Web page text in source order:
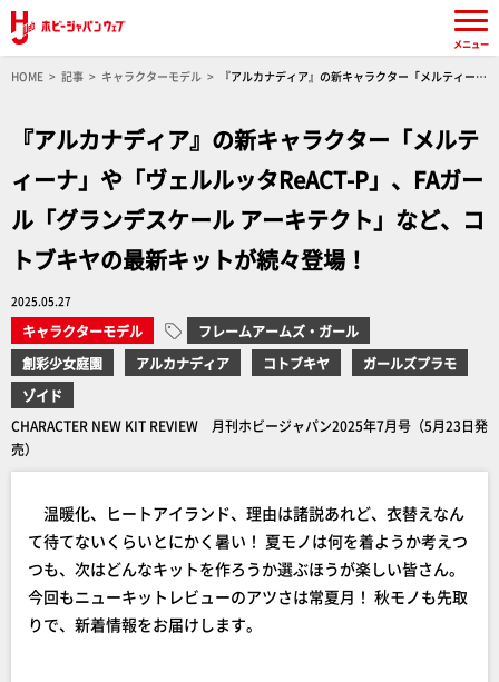
HOME 記事 キャラクターモデル
『アルカナディア』の新キャラクター「メルティー
『アルカナディア』の新キャラクター「メルテ
ィーナ」や「ヴェルルッタReACT-P」、FAガー
ル「グランデスケール アーキテクト」など、コ
トブキヤの最新キットが続々登場！
2025.05.27
キャラクターモデル
フレームアームズ・ガール
創彩少女庭園
アルカナディア コトブキヤ
ガールズプラモ
ゾイド
CHARACTER NEW KIT REVIEW 月刊ホビージャパン2025年7月号（5月23日発
売）
温暖化、ヒートアイランド、理由は諸説あれど、衣替えなん
て待てないくらいとにかく暑い！ 夏モノは何を着ようか考えつ
つも、次はどんなキットを作ろうか選ぶほうが楽しい皆さん。
今回もニューキットレビューのアツさは常夏月！ 秋モノも先取
りで、新着情報をお届けします。
メニュー